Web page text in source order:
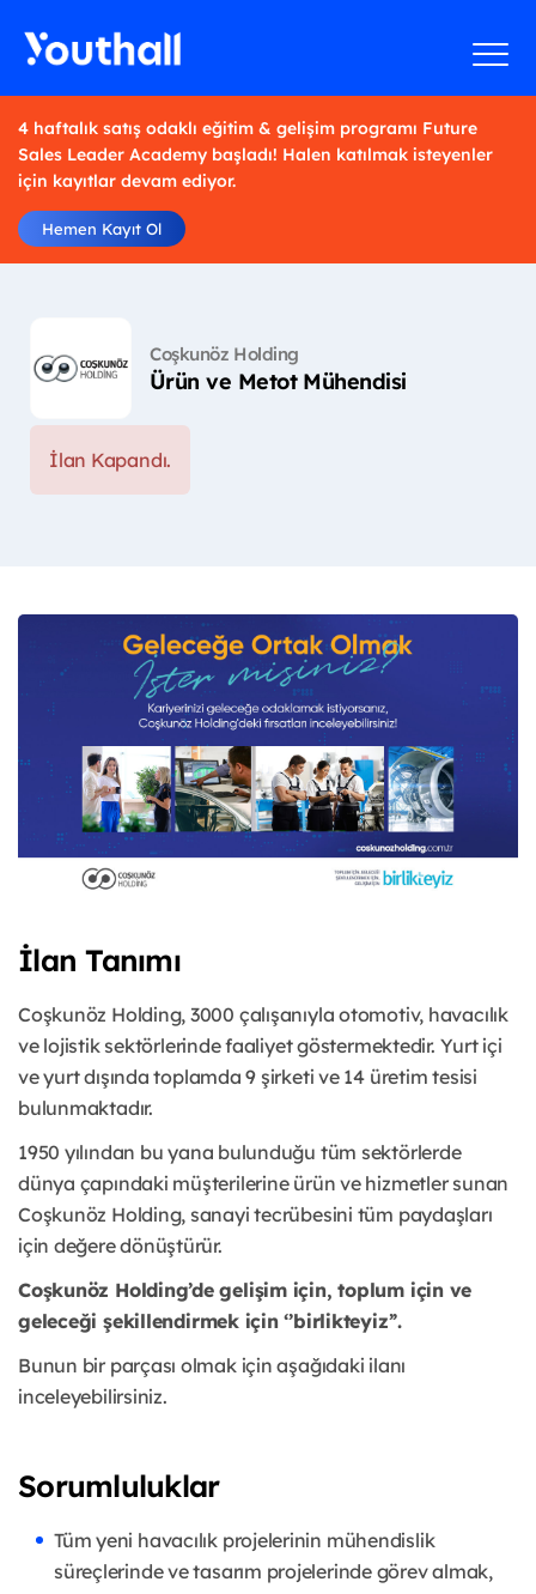
4 haftalık satış odaklı eğitim & gelişim programı Future
Sales Leader Academy başladı! Halen katılmak isteyenler
için kayıtlar devam ediyor.
Hemen Kayıt Ol
Coşkunöz Holding
Ürün ve Metot Mühendisi
İlan Kapandı.
İlan Tanımı
Coşkunöz Holding, 3000 çalışanıyla otomotiv, havacılık
ve lojistik sektörlerinde faaliyet göstermektedir. Yurt içi
ve yurt dışında toplamda 9 şirketi ve 14 üretim tesisi
bulunmaktadır.
1950 yılından bu yana bulunduğu tüm sektörlerde
dünya çapındaki müşterilerine ürün ve hizmetler sunan
Coşkunöz Holding, sanayi tecrübesini tüm paydaşları
için değere dönüştürür.
Coşkunöz Holding’de gelişim için, toplum için ve
geleceği şekillendirmek için ‘’birlikteyiz’’.
Bunun bir parçası olmak için aşağıdaki ilanı
inceleyebilirsiniz.
Sorumluluklar
Tüm yeni havacılık projelerinin mühendislik
süreçlerinde ve tasarım projelerinde görev almak,